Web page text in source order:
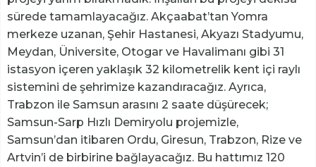
sürede tamamlayacağız. Akçaabat’tan Yomra
merkeze uzanan, Şehir Hastanesi, Akyazı Stadyumu,
Meydan, Üniversite, Otogar ve Havalimanı gibi 31
istasyon içeren yaklaşık 32 kilometrelik kent içi raylı
sistemini de şehrimize kazandıracağız. Ayrıca,
Trabzon ile Samsun arasını 2 saate düşürecek;
Samsun-Sarp Hızlı Demiryolu projemizle,
Samsun’dan itibaren Ordu, Giresun, Trabzon, Rize ve
Artvin’i de birbirine bağlayacağız. Bu hattımız 120